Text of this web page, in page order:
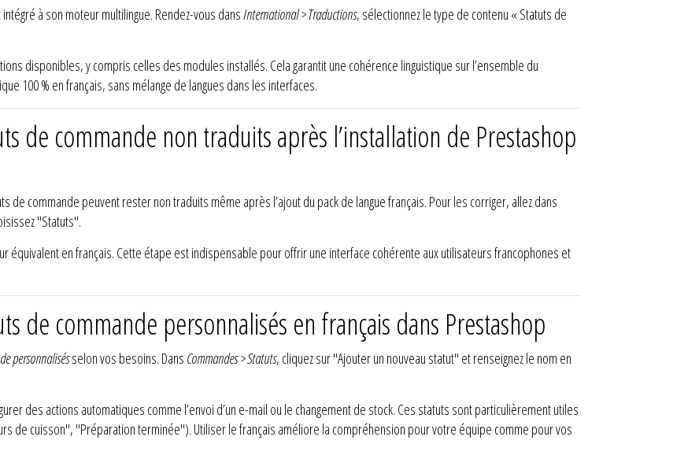
à son moteur multilingue. Rendez-vous dansInternational > Traductions, sélectionnez le type de contenu « Statuts de
disponibles, y compris celles des modules installés. Cela garantit une cohérence linguistique sur l’ensemble du
100 % en français, sans mélange de langues dans les interfaces.
de commande non traduits après l’installation de Prestashop
de commande peuvent rester non traduits même après l’ajout du pack de langue français. Pour les corriger, allez dans
"Statuts".
équivalent en français. Cette étape est indispensable pour offrir une interface cohérente aux utilisateurs francophones et
de commande personnalisés en français dans Prestashop
personnalisésselon vos besoins. Dans Commandes > Statuts, cliquez sur "Ajouter un nouveau statut" et renseignez le nom en
des actions automatiques comme l’envoi d’un e-mail ou le changement de stock. Ces statuts sont particulièrement utiles
de cuisson", "Préparation terminée"). Utiliser le français améliore la compréhension pour votre équipe comme pour vos